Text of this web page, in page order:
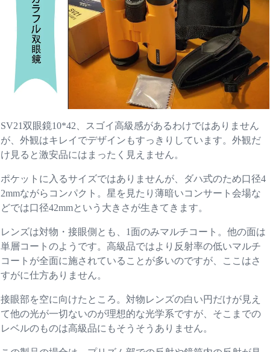
SV21双眼鏡10*42、スゴイ高級感があるわけではありません
が、外観はキレイでデザインもすっきりしています。外観だ
け見ると激安品にはまったく見えません。
ポケットに入るサイズではありませんが、ダハ式のため口径4
2mmながらコンパクト。星を見たり薄暗いコンサート会場な
どでは口径42mmという大きさが生きてきます。
レンズは対物・接眼側とも、1面のみマルチコート。他の面は
単層コートのようです。高級品ではより反射率の低いマルチ
コートが全面に施されていることが多いのですが、ここはさ
すがに仕方ありません。
接眼部を空に向けたところ。対物レンズの白い円だけが見え
て他の光が一切ないのが理想的な光学系ですが、そこまでの
レベルのものは高級品にもそうそうありません。